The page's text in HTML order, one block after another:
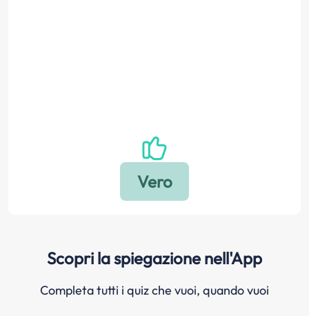
Scopri la spiegazione nell'App
Completa tutti i quiz che vuoi, quando vuoi